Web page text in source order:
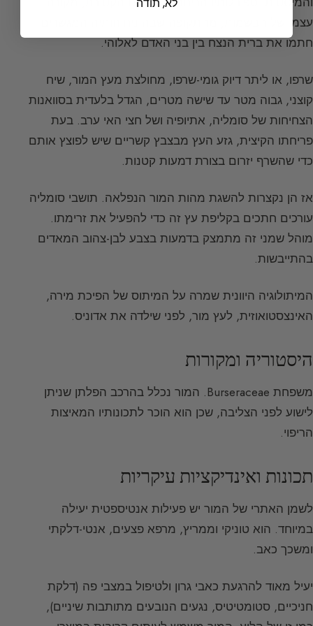
עצמו של הבשמות, מהתקופה שבה ניחוחותיה המגשרים
חתמו את ברית הנצח בין בני האדם לאלוהי.
שרפו, או ליתר דיוק גומי-שרפו, מחולצת מעץ המור, שיח
קוצני, גבוה מטר עד שישה מטרים, הגדל בלעדית בסוואנות
הצחיחות של סומליה, אתיופיה ושל חצי האי ערב. בעת
פריחתו הקיצית, גזע העץ מבצבץ קשריים שיש לפוצץ אותם
כדי שהשרף יזרום בצורת דמעות קטנות.
אז הן נקצרות להשגת מהות המור הנפלאה. תושבי סומליה
עורכים חתכים בקליפת עץ זה כדי להפעיל את זרימתו.
מוהל שמני זה מתמצק בדמעות בצבע לבן-צהוב המאדים
בהתייבשות.
המיתולוגיה היוונית שמרה על המיתוס של הפיכת מירה,
האינצסטואוזית, לעץ מור, לפני שילדה את אדוניס.
היסטוריה ומקורות
משפחת Burseraceae. המור נכלל בהרכב הפלתן שניתן
לישוע לפני הצליבה, שכן הוא הוכר לתכונותיו המאיצות
הריפוי.
תכונות ואינדיקציות עיקריות
לשמן האתרי של המור יש פעילות אנטיספטית יעילה
במיוחד. הוא טוניקי וממריץ, מרפא פצעים, אנטי-דלקתי
ומשכך כאב.
יעיל מאוד להרגעת כאבי גרון ולטיפול במצבי פה (דלקת
חניכיים, סטומטיטיס, נגעים הנובעים מתותבות שיניים),
לא, תודה